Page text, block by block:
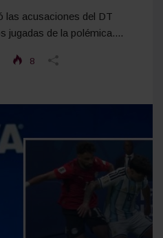
las acusaciones del DT
jugadas de la polémica....
8